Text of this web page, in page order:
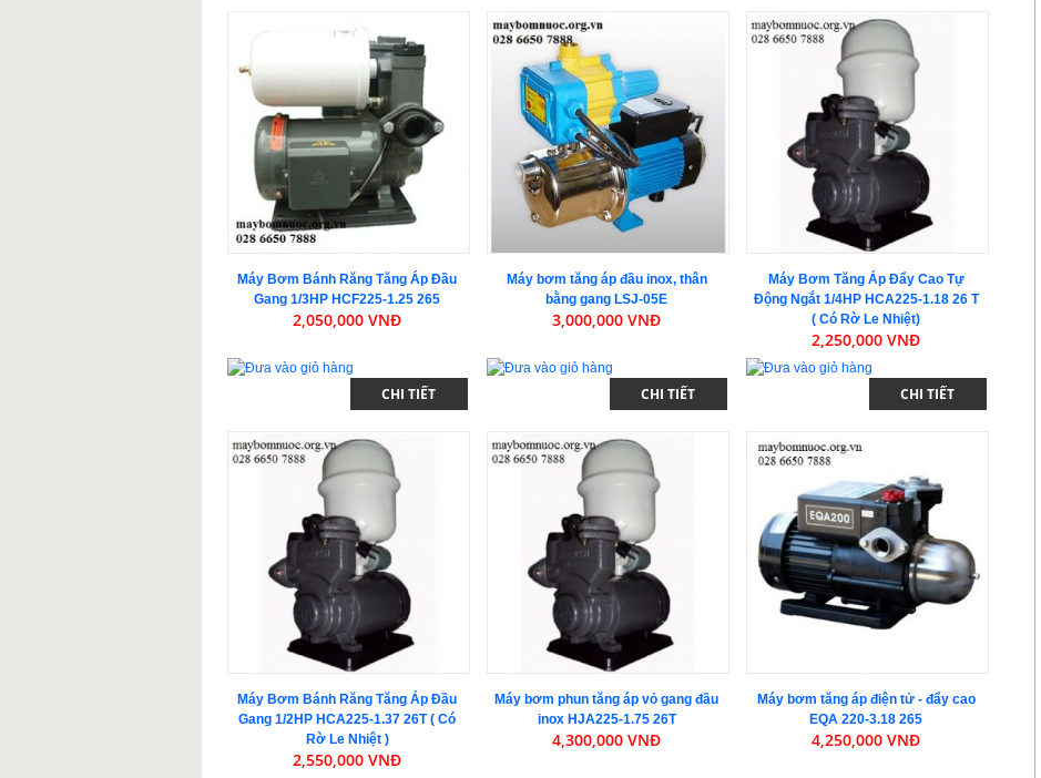
Máy Bơm Bánh Răng Tăng Áp Đầu
Gang 1/3HP HCF225-1.25 265
2,050,000 VNĐ
CHI TIẾT
Máy bơm tăng áp đầu inox, thân
bằng gang LSJ-05E
3,000,000 VNĐ
CHI TIẾT
Máy Bơm Tăng Áp Đẩy Cao Tự
Động Ngắt 1/4HP HCA225-1.18 26 T
( Có Rờ Le Nhiệt)
2,250,000 VNĐ
CHI TIẾT
Máy Bơm Bánh Răng Tăng Áp Đầu
Gang 1/2HP HCA225-1.37 26T ( Có
Rờ Le Nhiệt )
2,550,000 VNĐ
Máy bơm phun tăng áp vỏ gang đầu
inox HJA225-1.75 26T
4,300,000 VNĐ
Máy bơm tăng áp điện tử - đẩy cao
EQA 220-3.18 265
4,250,000 VNĐ